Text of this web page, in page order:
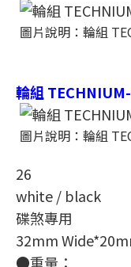
圖片說明：輪組
輪組
圖片說明：輪組
26
white / black
碟煞專用
32mm
●重量：